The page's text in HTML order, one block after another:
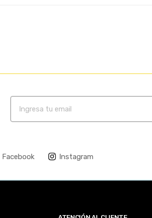
Facebook Instagram